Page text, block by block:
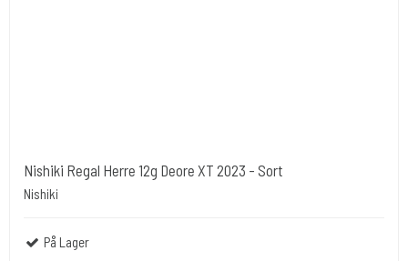
Nishiki Regal Herre 12g Deore XT 2023 - Sort
Nishiki
På Lager